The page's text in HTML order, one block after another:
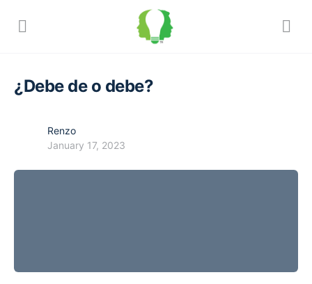
¿Debe de o debe?
Renzo
January 17, 2023